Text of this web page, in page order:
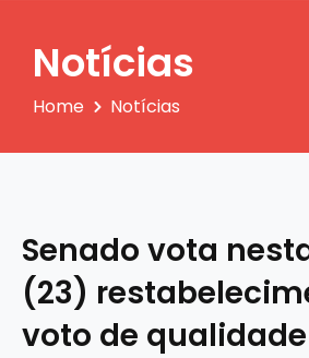
Notícias
Home Notícias
Senado vota
(23)
voto de